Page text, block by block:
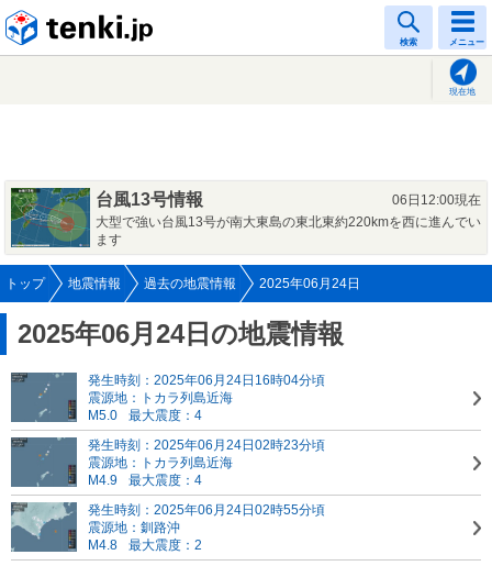
検索 メニュー
現在地
台風13号情報
06日12:00現在
大型で強い台風13号が南大東島の東北東約220kmを西に進んでい
ます
トップ 地震情報 過去の地震情報 2025年06月24日
2025年06月24日の地震情報
発生時刻：2025年06月24日16時04分頃
震源地：トカラ列島近海
M5.0
最大震度：4
発生時刻：2025年06月24日02時23分頃
震源地：トカラ列島近海
M4.9
最大震度：4
発生時刻：2025年06月24日02時55分頃
震源地：釧路沖
M4.8
最大震度：2